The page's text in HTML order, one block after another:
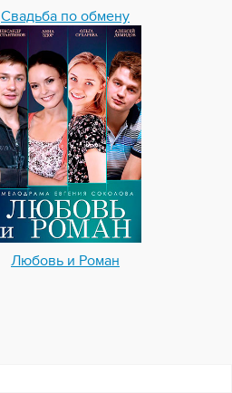
Свадьба по обмену
Любовь и Роман